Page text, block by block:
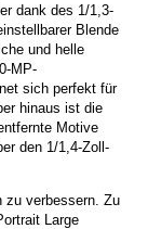
dank des 1/1,3-
Blende
und helle
MP-
sich perfekt für
hinaus ist die
Motive
den 1/1,4-Zoll-
zu verbessern. Zu
Large